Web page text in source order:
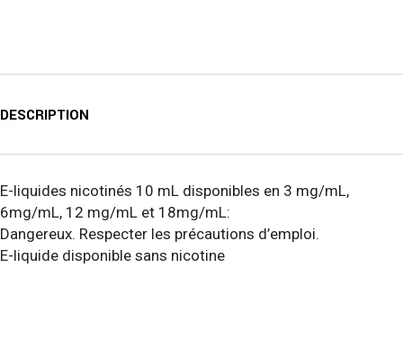
DESCRIPTION
E-liquides nicotinés 10 mL disponibles en 3 mg/mL,
6mg/mL, 12 mg/mL et 18mg/mL:
Dangereux. Respecter les précautions d’emploi.
E-liquide disponible sans nicotine